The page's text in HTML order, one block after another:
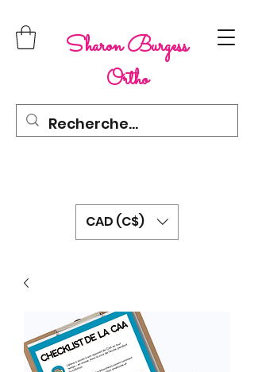
Sharon Burgess
Ortho
CAD (C$)